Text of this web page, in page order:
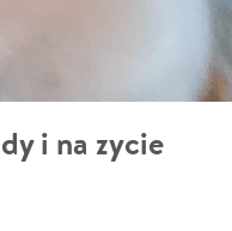
i na zycie